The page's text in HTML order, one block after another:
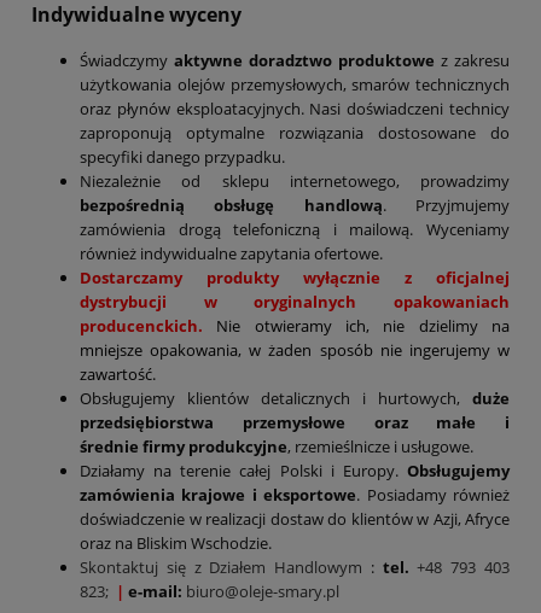
Indywidualne wyceny
Świadczymy aktywne doradztwo produktowe z zakresu
użytkowania olejów przemysłowych, smarów technicznych
oraz płynów eksploatacyjnych. Nasi doświadczeni technicy
zaproponują optymalne rozwiązania dostosowane do
specyfiki danego przypadku.
Niezależnie od sklepu internetowego, prowadzimy
bezpośrednią obsługę handlową. Przyjmujemy
zamówienia drogą telefoniczną i mailową. Wyceniamy
również indywidualne zapytania ofertowe.
Dostarczamy produkty wyłącznie z oficjalnej
dystrybucji w oryginalnych opakowaniach
producenckich. Nie otwieramy ich, nie dzielimy na
mniejsze opakowania, w żaden sposób nie ingerujemy w
zawartość.
Obsługujemy klientów detalicznych i hurtowych, duże
przedsiębiorstwa przemysłowe oraz małe i
średnie firmy produkcyjne, rzemieślnicze i usługowe.
Działamy na terenie całej Polski i Europy. Obsługujemy
zamówienia krajowe i eksportowe. Posiadamy również
doświadczenie w realizacji dostaw do klientów w Azji, Afryce
oraz na Bliskim Wschodzie.
Skontaktuj się z Działem Handlowym : tel.+48 793 403
823; | e-mail: biuro@oleje-smary.pl